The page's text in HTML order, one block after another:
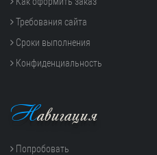
Требования сайта
Сроки выполнения
Конфиденциальность
Навигация
Попробовать